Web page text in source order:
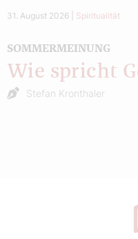
31. August 2026 Spiritualität
SOMMERMEINUNG
Wie spricht
Stefan Kronthaler